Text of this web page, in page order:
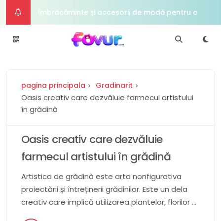
Îmbrăcăminte și accesorii de modă pentru o zi
de Îndrăgostiți elegantă
Dapper Man Fashion Forward Împreună și
nostru de seră și descoperă o lume de mirare
Tech Titan Viitorul cadourilor pentru
cunoscătorul digital
DIY Darling Darling 50+ Cadouri pricepute
pentru a face împreună la aniversarea ta
pagina principala Gradinarit
Oasis creativ care dezvăluie farmecul artistului
în grădină
Oasis creativ care dezvăluie
farmecul artistului în grădină
Artistica de grădină este arta nonfigurativa
proiectării și întreținerii grădinilor. Este un dela
creativ care implică utilizarea plantelor, florilor și